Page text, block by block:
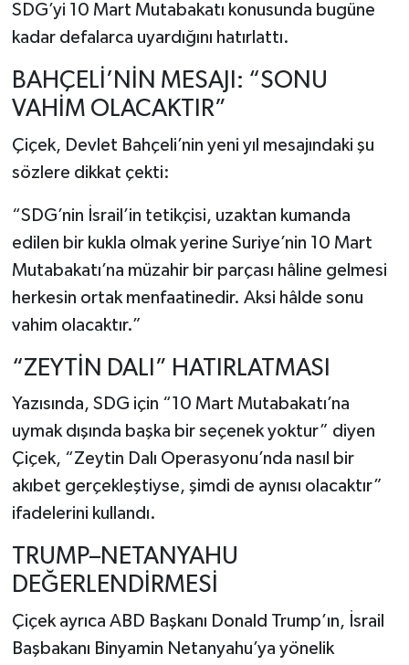
SDG’yi 10 Mart Mutabakatı konusunda bugüne
kadar defalarca uyardığını hatırlattı.
BAHÇELİ’NİN MESAJI: “SONU
VAHİM OLACAKTIR”
Çiçek, Devlet Bahçeli’nin yeni yıl mesajındaki şu
sözlere dikkat çekti:
“SDG’nin İsrail’in tetikçisi, uzaktan kumanda
edilen bir kukla olmak yerine Suriye’nin 10 Mart
Mutabakatı’na müzahir bir parçası hâline gelmesi
herkesin ortak menfaatinedir. Aksi hâlde sonu
vahim olacaktır.”
“ZEYTİN DALI” HATIRLATMASI
Yazısında, SDG için “10 Mart Mutabakatı’na
uymak dışında başka bir seçenek yoktur” diyen
Çiçek, “Zeytin Dalı Operasyonu’nda nasıl bir
akıbet gerçekleştiyse, şimdi de aynısı olacaktır”
ifadelerini kullandı.
TRUMP–NETANYAHU
DEĞERLENDİRMESİ
Çiçek ayrıca ABD Başkanı Donald Trump’ın, İsrail
Başbakanı Binyamin Netanyahu’ya yönelik